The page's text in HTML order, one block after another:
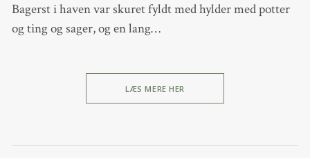
Bagerst i haven var skuret fyldt med hylder med potter
og ting og sager, og en lang…
LÆS MERE HER